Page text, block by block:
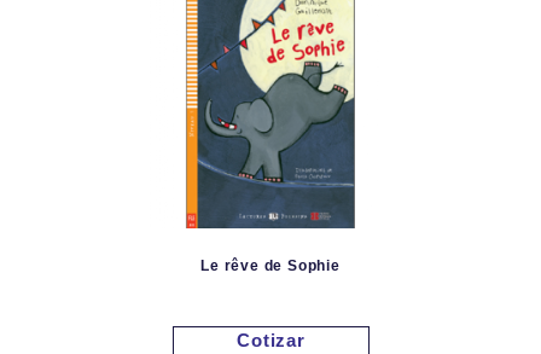
Le rêve de Sophie
Cotizar